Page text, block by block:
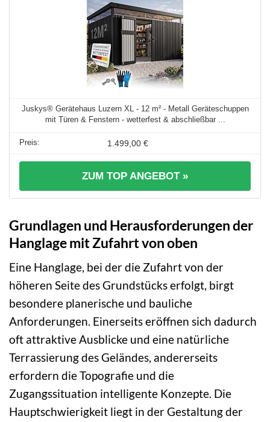
Juskys® Gerätehaus Luzern XL - 12 m² - Metall Geräteschuppen
mit Türen & Fenstern - wetterfest & abschließbar ...
1.499,00 €
ZUM TOP ANGEBOT »
Grundlagen und Herausforderungen der
Hanglage mit Zufahrt von oben
Eine Hanglage, bei der die Zufahrt von der
höheren Seite des Grundstücks erfolgt, birgt
besondere planerische und bauliche
Anforderungen. Einerseits eröffnen sich dadurch
oft attraktive Ausblicke und eine natürliche
Terrassierung des Geländes, andererseits
erfordern die Topografie und die
Zugangssituation intelligente Konzepte. Die
Hauptschwierigkeit liegt in der Gestaltung der